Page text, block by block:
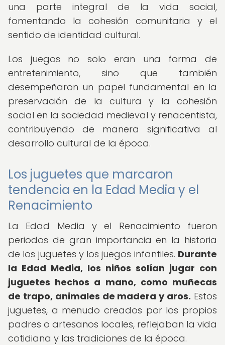
una parte integral de la vida social,
fomentando la cohesión comunitaria y el
sentido de identidad cultural.
Los juegos no solo eran una forma de
entretenimiento, sino que también
desempeñaron un papel fundamental en la
preservación de la cultura y la cohesión
social en la sociedad medieval y renacentista,
contribuyendo de manera significativa al
desarrollo cultural de la época.
Los juguetes que marcaron
tendencia en la Edad Media y el
Renacimiento
La Edad Media y el Renacimiento fueron
periodos de gran importancia en la historia
de los juguetes y los juegos infantiles. Durante
la Edad Media, los niños solían jugar con
juguetes hechos a mano, como muñecas
de trapo, animales de madera y aros. Estos
juguetes, a menudo creados por los propios
padres o artesanos locales, reflejaban la vida
cotidiana y las tradiciones de la época.